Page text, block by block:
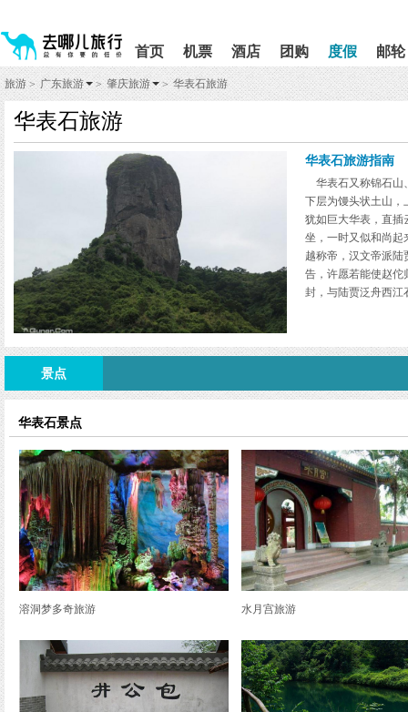
shift+enter
入
去
哪
网
智
能
导
盲
语
音
引
导
模
式
您
进
入
网
站
导
航
区,
本
区
域
含
有
6
个
块,
按
下
Tab
键
浏
览
信
息
首页 机票 酒店 团购 度假 邮轮
您
离
开
网
站
导
航
区
旅游 > 广东旅游 > 肇庆旅游 > 华表石旅游
华表石旅游
华表石旅游指南
华表石又称锦石山
下层为馒头状土山，
犹如巨大华表，直插
坐，一时又似和尚起
越称帝，汉文帝派
告，许愿若能使赵佗
封，与陆贾泛舟西江
景点
华表石景点
溶洞梦多奇旅游 水月宫旅游